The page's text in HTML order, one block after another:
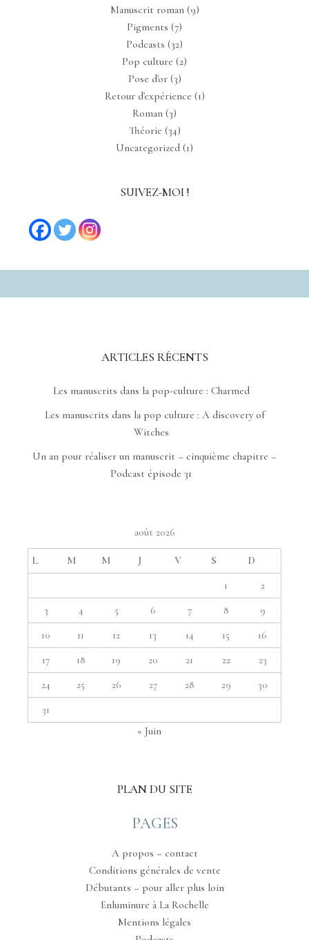
Manuscrit roman(9)
Pigments (7)
Podcasts (32)
Pop culture (2)
Pose d'or(3)
Retour d'expérience (1)
Roman (3)
Théorie (34)
Uncategorized (1)
SUIVEZ-MOI !
ARTICLES RÉCENTS
Les manuscrits dans la pop-culture : Charmed
Les manuscrits dans la pop culture : A discovery of
Witches
Un an pour réaliser un manuscrit – cinquième chapitre –
Podcast épisode 31
août 2026
L M M J V S
D
1
2
3
4 5 6 7 8
9
10
11 12 13 14 15
16
17
18 19 20 21 22
23
24
25 26 27 28 29
30
31
« Juin
PLAN DU SITE
PAGES
A propos – contact
Conditions générales de vente
Débutants – pour aller plus loin
Enluminure à La Rochelle
Mentions légales